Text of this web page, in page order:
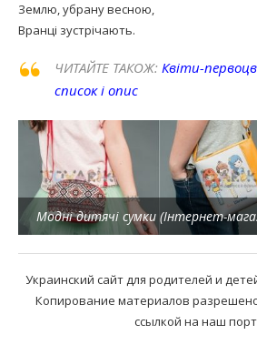
Землю, убрану весною,
Вранці зустрічають.
ЧИТАЙТЕ ТАКОЖ: Квіти-
список і опис
Модні дитячі сумки (Інтернет-
Украинский сайт для родителей и
Копирование материалов
ссылкой на наш